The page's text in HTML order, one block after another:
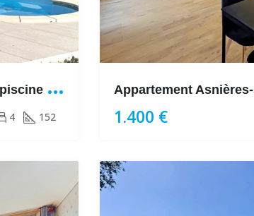
C
harmante maison familiale avec piscine et jardin-152 m²
4 152 1.400 €